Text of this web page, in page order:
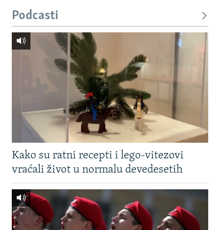
Podcasti
Kako su ratni recepti i lego-vitezovi
vraćali život u normalu devedesetih